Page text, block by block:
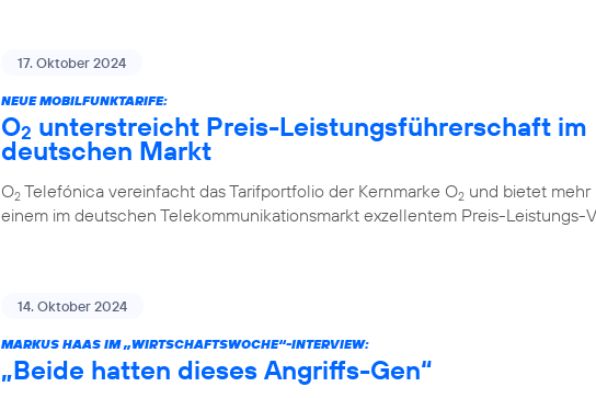
17. Oktober 2024
NEUE MOBILFUNKTARIFE:
O2 unterstreicht Preis-Leistungsführerschaft im
deutschen Markt
O2 Telefónica vereinfacht das Tarifportfolio der Kernmarke O2 und bietet mehr
einem im deutschen Telekommunikationsmarkt exzellentem Preis-Leistungs-
14. Oktober 2024
MARKUS HAAS IM „WIRTSCHAFTSWOCHE“-INTERVIEW:
„Beide hatten dieses Angriffs-Gen“